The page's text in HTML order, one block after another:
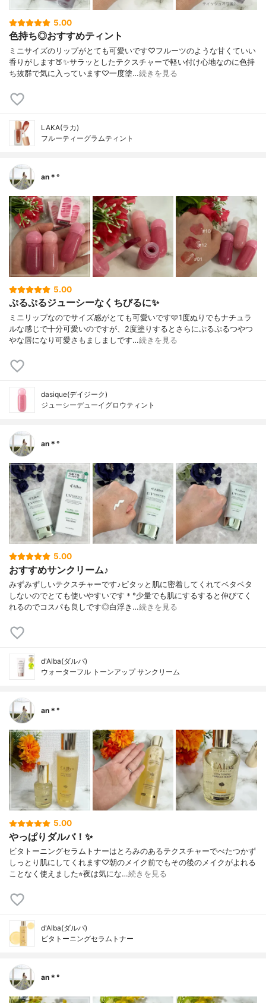
5.00
色持ち◎おすすめティント
ミニサイズのリップがとても可愛いです♡フルーツのような甘くていい
香りがします🍑✨サラッとしたテクスチャーで軽い付け心地なのに色持
ち抜群で気に入っています♡一度塗…続きを見る
LAKA(ラカ)
フルーティーグラムティント
an＊°
5.00
ぷるぷるジューシーなくちびるに✨
ミニリップなのでサイズ感がとても可愛いです🩷1度ぬりでもナチュラ
ルな感じで十分可愛いのですが、2度塗りするとさらにぷるぷるつやつ
やな唇になり可愛さもましましです…続きを見る
dasique(デイジーク)
ジューシーデューイグロウティント
an＊°
5.00
おすすめサンクリーム♪
みずみずしいテクスチャーです♪ピタッと肌に密着してくれてベタベタ
しないのでとても使いやすいです＊°少量でも肌にするすると伸びてく
れるのでコスパも良しです◎白浮き…続きを見る
d'Alba(ダルバ)
ウォーターフル トーンアップ サンクリーム
an＊°
5.00
やっぱりダルバ！✨
ビタトーニングセラムトナーはとろみのあるテクスチャーでべたつかず
しっとり肌にしてくれます♡朝のメイク前でもその後のメイクがよれる
ことなく使えました⭐︎夜は気にな…続きを見る
d'Alba(ダルバ)
ビタトーニングセラムトナー
an＊°